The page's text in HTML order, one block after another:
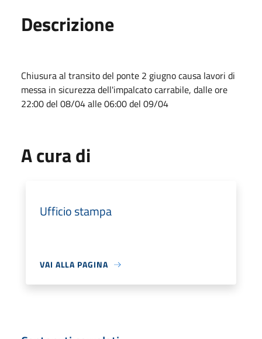
Descrizione
Chiusura al transito del ponte 2 giugno causa lavori di
messa in sicurezza dell'impalcato carrabile, dalle ore
22:00 del 08/04 alle 06:00 del 09/04
A cura di
Ufficio stampa
VAI ALLA PAGINA